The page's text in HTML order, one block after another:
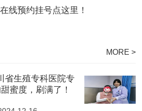
线预约挂号点这里！
MORE >
省生殖专科医院专
蜜度，刷满了！